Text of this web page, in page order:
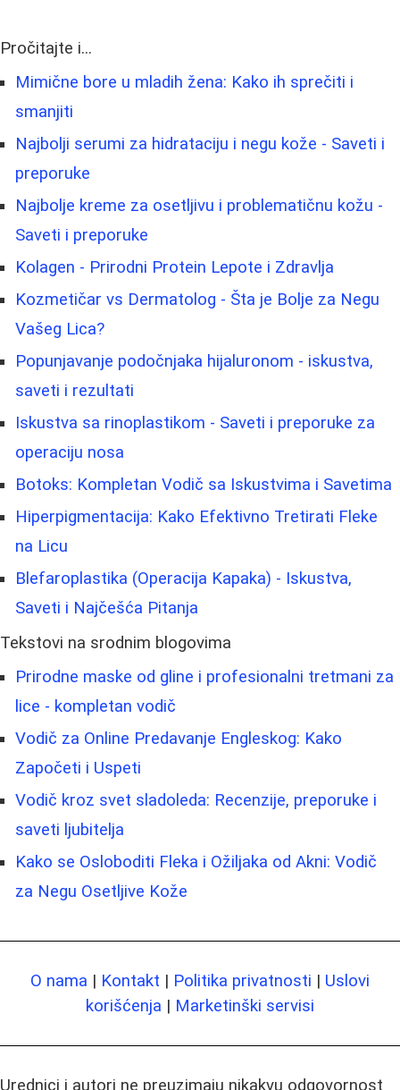
Pročitajte i...
Mimične bore u mladih žena: Kako ih sprečiti i
smanjiti
Najbolji serumi za hidrataciju i negu kože - Saveti i
preporuke
Najbolje kreme za osetljivu i problematičnu kožu -
Saveti i preporuke
Kolagen - Prirodni Protein Lepote i Zdravlja
Kozmetičar vs Dermatolog - Šta je Bolje za Negu
Vašeg Lica?
Popunjavanje podočnjaka hijaluronom - iskustva,
saveti i rezultati
Iskustva sa rinoplastikom - Saveti i preporuke za
operaciju nosa
Botoks: Kompletan Vodič sa Iskustvima i Savetima
Hiperpigmentacija: Kako Efektivno Tretirati Fleke
na Licu
Blefaroplastika (Operacija Kapaka) - Iskustva,
Saveti i Najčešća Pitanja
Tekstovi na srodnim blogovima
Prirodne maske od gline i profesionalni tretmani za
lice - kompletan vodič
Vodič za Online Predavanje Engleskog: Kako
Započeti i Uspeti
Vodič kroz svet sladoleda: Recenzije, preporuke i
saveti ljubitelja
Kako se Osloboditi Fleka i Ožiljaka od Akni: Vodič
za Negu Osetljive Kože
O nama | Kontakt | Politika privatnosti | Uslovi
korišćenja | Marketinški servisi
Urednici i autori ne preuzimaju nikakvu odgovornost